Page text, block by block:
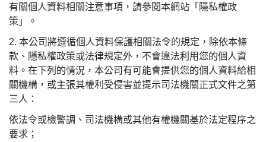
有關個人資料相關注意事項，請參閱本網站「隱私權政
策」。
2. 本公司將遵循個人資料保護相關法令的規定，除依本條
款、隱私權政策或法律規定外，不會違法利用您的個人資
料。在下列的情況，本公司有可能會提供您的個人資料給相
關機構，或主張其權利受侵害並提示司法機關正式文件之第
三人：
依法令或檢警調、司法機構或其他有權機關基於法定程序之
要求；